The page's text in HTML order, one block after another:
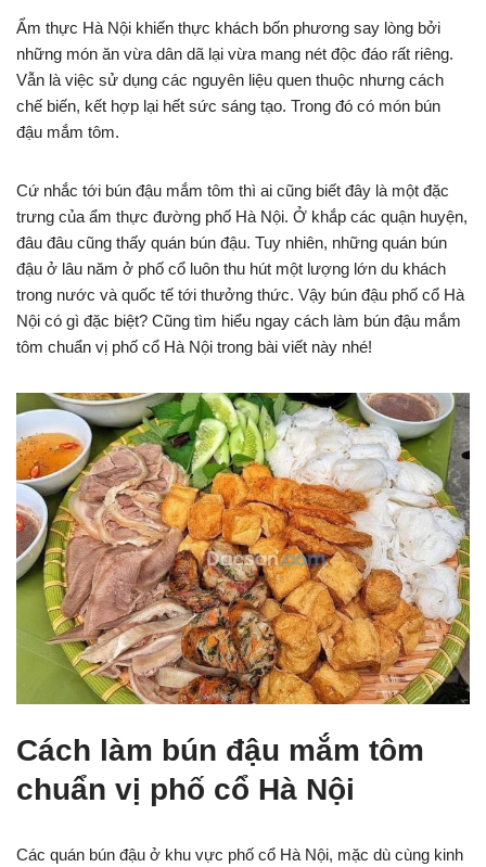
Ẩm thực Hà Nội khiến thực khách bốn phương say lòng bởi
những món ăn vừa dân dã lại vừa mang nét độc đáo rất riêng.
Vẫn là việc sử dụng các nguyên liệu quen thuộc nhưng cách
chế biến, kết hợp lại hết sức sáng tạo. Trong đó có món bún
đậu mắm tôm.
Cứ nhắc tới bún đậu mắm tôm thì ai cũng biết đây là một đặc
trưng của ẩm thực đường phố Hà Nội. Ở khắp các quận huyện,
đâu đâu cũng thấy quán bún đậu. Tuy nhiên, những quán bún
đậu ở lâu năm ở phố cổ luôn thu hút một lượng lớn du khách
trong nước và quốc tế tới thưởng thức. Vậy bún đậu phố cổ Hà
Nội có gì đặc biệt? Cũng tìm hiểu ngay cách làm bún đậu mắm
tôm chuẩn vị phố cổ Hà Nội trong bài viết này nhé!
Cách làm bún đậu mắm tôm
chuẩn vị phố cổ Hà Nội
Các quán bún đậu ở khu vực phố cổ Hà Nội, mặc dù cùng kinh